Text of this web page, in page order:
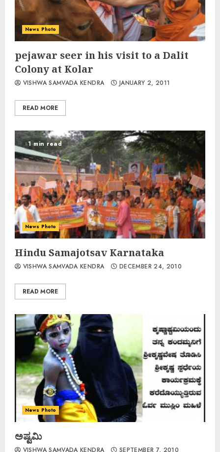
News Photo
pejawar seer in his visit to a Dalit
Colony at Kolar
VISHWA SAMVADA KENDRA JANUARY 2, 2011
READ MORE
1 min read
News Photo
Hindu Samajotsav Karnataka
VISHWA SAMVADA KENDRA DECEMBER 24, 2010
READ MORE
News Photo
ಅಷ್ಟಮಿ
VISHWA SAMVADA KENDRA SEPTEMBER 7, 2010